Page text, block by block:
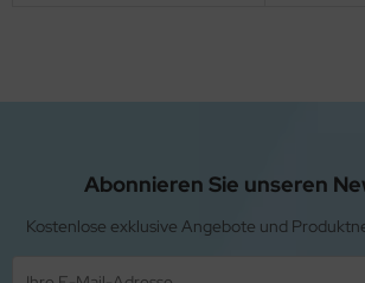
Abonnieren Sie unseren
Kostenlose exklusive Angebote und